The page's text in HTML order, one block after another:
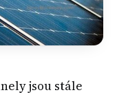
jsou stále